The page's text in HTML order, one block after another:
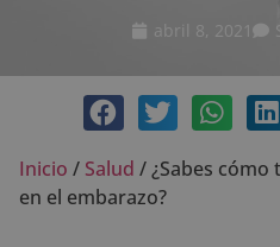
abril 8, 2021
Inicio / Salud /¿Sabes cómo
en el embarazo?